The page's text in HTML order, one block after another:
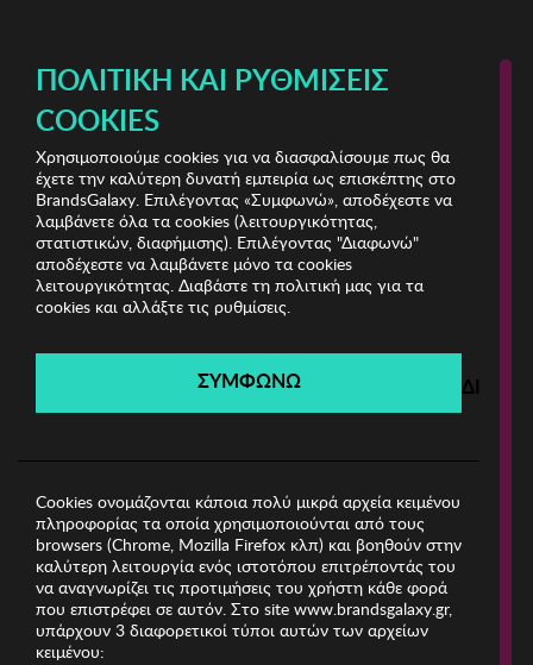
Kisses & Love Pijamas & More
Kisses & Love Pijamas & More
Λήγει σε: 00ημέρες | 00ώρες 00λεπτά 00δευτ.
Filters
ΠΟΛΙΤΙΚΉ ΚΑΙ ΡΥΘΜΊΣΕΙΣ
COOKIES
Χρησιμοποιούμε cookies για να διασφαλίσουμε πως θα
έχετε την καλύτερη δυνατή εμπειρία ως επισκέπτης στο
BrandsGalaxy. Επιλέγοντας «Συμφωνώ», αποδέχεστε να
λαμβάνετε όλα τα cookies (λειτουργικότητας,
στατιστικών, διαφήμισης). Επιλέγοντας "Διαφωνώ"
αποδέχεστε να λαμβάνετε μόνο τα cookies
λειτουργικότητας. Διαβάστε τη πολιτική μας για τα
cookies και αλλάξτε τις ρυθμίσεις.
ΣΥΜΦΩΝΩ
Cookies ονομάζονται κάποια πολύ μικρά αρχεία κειμένου
πληροφορίας τα οποία χρησιμοποιούνται από τους
browsers (Chrome, Mozilla Firefox κλπ) και βοηθούν στην
καλύτερη λειτουργία ενός ιστοτόπου επιτρέποντάς του
να αναγνωρίζει τις προτιμήσεις του χρήστη κάθε φορά
που επιστρέφει σε αυτόν. Στο site www.brandsgalaxy.gr,
υπάρχουν 3 διαφορετικοί τύποι αυτών των αρχείων
κειμένου: